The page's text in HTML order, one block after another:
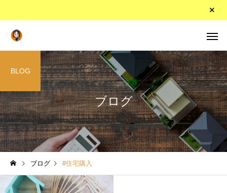
ブログ
BLOG
ブログ #住宅購入